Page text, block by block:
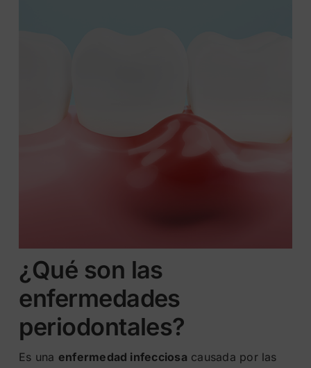
¿Qué son las
enfermedades
periodontales?
Es una enfermedad infecciosa causada por las